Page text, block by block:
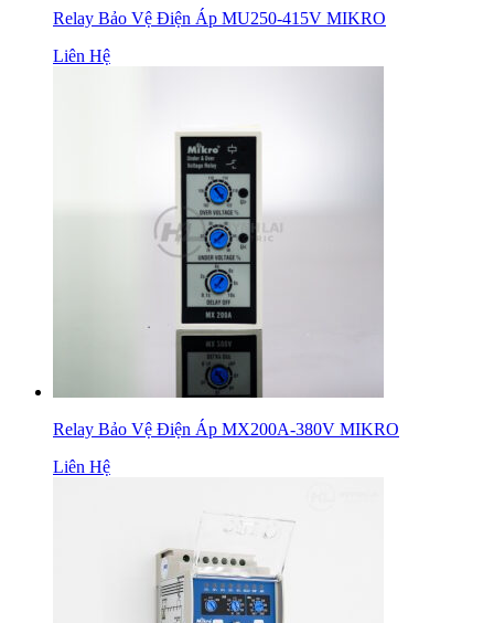
Relay Bảo Vệ Điện Áp MU250-415V MIKRO
Liên Hệ
Relay Bảo Vệ Điện Áp MX200A-380V MIKRO
Liên Hệ